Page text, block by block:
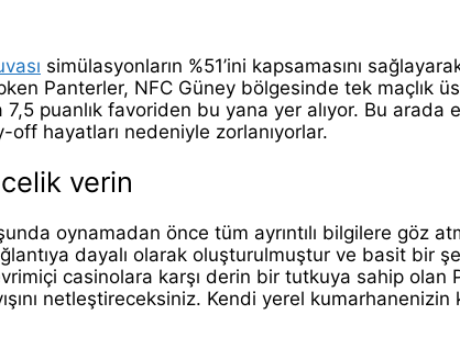
simülasyonların %51’ini kapsamasını
Panterler, NFC Güney bölgesinde tek
puanlık favoriden bu yana yer alıyor. Bu arada
hayatları nedeniyle zorlanıyorlar.
verin
oynamadan önce tüm ayrıntılı bilgilere göz
dayalı olarak oluşturulmuştur ve basit bir
casinolara karşı derin bir tutkuya sahip olan
netleştireceksiniz. Kendi yerel